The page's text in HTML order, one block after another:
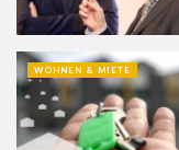
WOHNEN & MIETE